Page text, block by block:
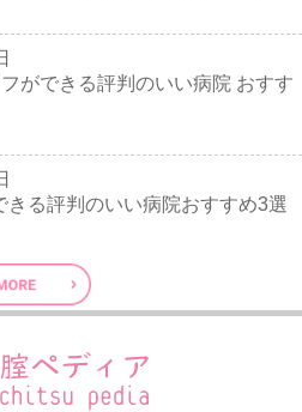
ができる評判のいい病院 おすす
きる評判のいい病院おすすめ3選